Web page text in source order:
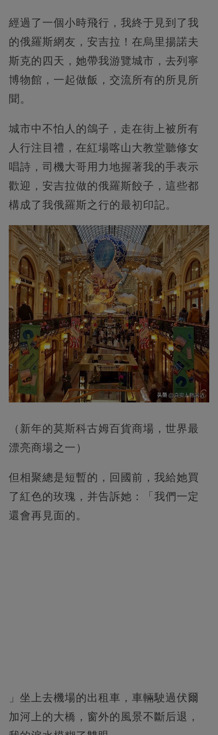
經過了一個小時飛行，我終于見到了我
的俄羅斯網友，安吉拉！在烏里揚諾夫
斯克的四天，她帶我游覽城市，去列寧
博物館，一起做飯，交流所有的所見所
聞。
城市中不怕人的鴿子，走在街上被所有
人行注目禮，在紅場喀山大教堂聽修女
唱詩，司機大哥用力地握著我的手表示
歡迎，安吉拉做的俄羅斯餃子，這些都
構成了我俄羅斯之行的最初印記。
（新年的莫斯科古姆百貨商場，世界最
漂亮商場之一）
但相聚總是短暫的，回國前，我給她買
了紅色的玫瑰，并告訴她：「我們一定
還會再見面的。
」坐上去機場的出租車，車輛駛過伏爾
加河上的大橋，窗外的風景不斷后退，